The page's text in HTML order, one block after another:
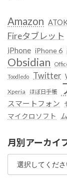
Amazon
Fireタブレット
iPhone iPhone 6
Obsidian
Toodledo Twitter
Xperia ほぼ日手帳
スマートフォン
マイクロソフト
月別アーカイ